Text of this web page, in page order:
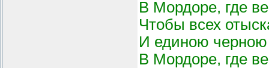
В Мордоре, где
Чтобы всех
И единою черною
В Мордоре, где